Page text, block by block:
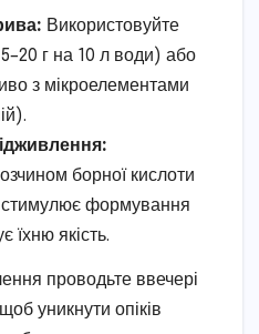
Використовуйте
г на 10 л води) або
з мікроелементами
борної кислоти
стимулює формування
їхню якість.
проводьте ввечері
уникнути опіків